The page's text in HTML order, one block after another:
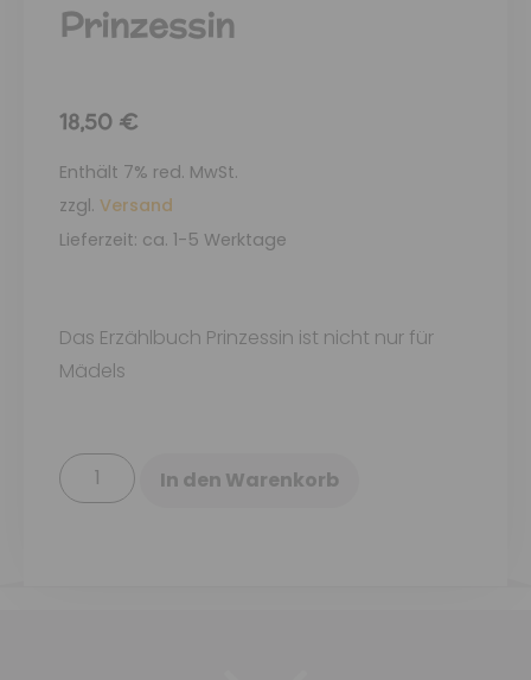
Prinzessin
18,50 €
Enthält 7% red. MwSt.
zzgl. Versand
Lieferzeit: ca. 1-5 Werktage
Das Erzählbuch Prinzessin ist nicht nur für
Mädels
In den Warenkorb